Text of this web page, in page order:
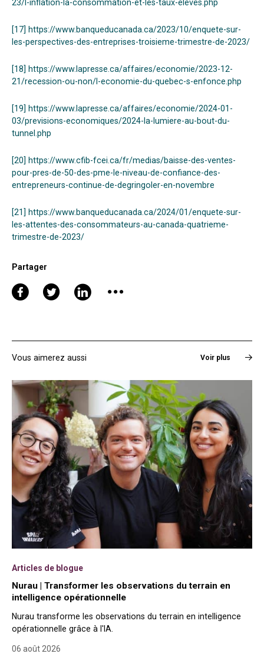
23/l-inflation-la-consommation-et-les-taux-eleves.php
[17] https://www.banqueducanada.ca/2023/10/enquete-sur-
les-perspectives-des-entreprises-troisieme-trimestre-de-2023/
[18] https://www.lapresse.ca/affaires/economie/2023-12-
21/recession-ou-non/l-economie-du-quebec-s-enfonce.php
[19] https://www.lapresse.ca/affaires/economie/2024-01-
03/previsions-economiques/2024-la-lumiere-au-bout-du-
tunnel.php
[20] https://www.cfib-fcei.ca/fr/medias/baisse-des-ventes-
pour-pres-de-50-des-pme-le-niveau-de-confiance-des-
entrepreneurs-continue-de-degringoler-en-novembre
[21] https://www.banqueducanada.ca/2024/01/enquete-sur-
les-attentes-des-consommateurs-au-canada-quatrieme-
trimestre-de-2023/
Partager
Vous aimerez aussi Voir plus
Articles de blogue
Nurau | Transformer les observations du terrain en
intelligence opérationnelle
Nurau transforme les observations du terrain en intelligence
opérationnelle grâce à l'IA.
06 août 2026